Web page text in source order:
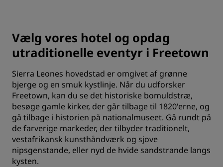
Vælg vores hotel og opdag
utraditionelle eventyr i Freetown
Sierra Leones hovedstad er omgivet af grønne
bjerge og en smuk kystlinje. Når du udforsker
Freetown, kan du se det historiske bomuldstræ,
besøge gamle kirker, der går tilbage til 1820'erne, og
gå tilbage i historien på nationalmuseet. Gå rundt på
de farverige markeder, der tilbyder traditionelt,
vestafrikansk kunsthåndværk og sjove
nipsgenstande, eller nyd de hvide sandstrande langs
kysten.